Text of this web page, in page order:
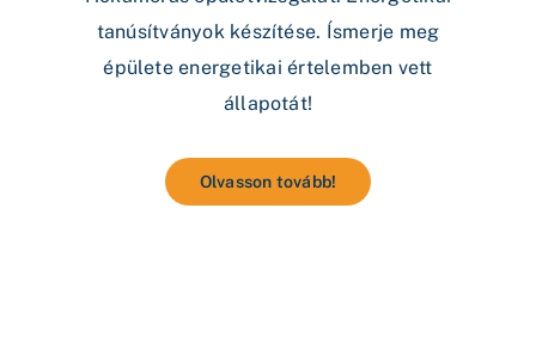
tanúsítványok készítése. Ísmerje meg
épülete energetikai értelemben vett
állapotát!
Olvasson tovább!